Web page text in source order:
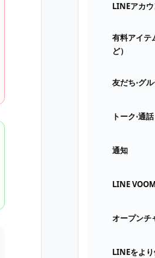
LINEアカ
有料アイテ
ど）
友だち⋅グ
トーク⋅通話
通知
LINE VOOM
オープンチ
LINEをよ